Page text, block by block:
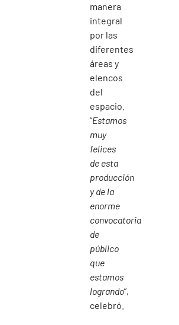
manera
integral
por las
diferentes
áreas y
elencos
del
espacio.
“Estamos
muy
felices
de esta
producción
y de la
enorme
convocatoria
de
público
que
estamos
logrando”,
celebró.